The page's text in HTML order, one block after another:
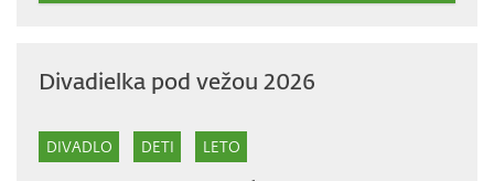
Divadielka pod vežou 2026
DIVADLO DETI LETO